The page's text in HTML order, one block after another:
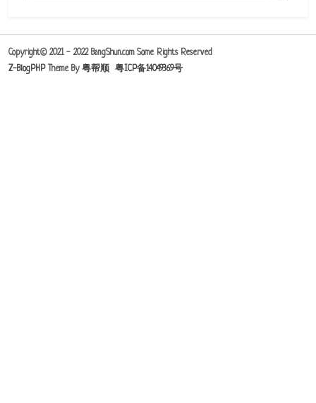
Copyright© 2021 - 2022 BangShun.com Some Rights Reserved
Z-BlogPHPTheme By 粤帮顺 粤ICP备14049369号